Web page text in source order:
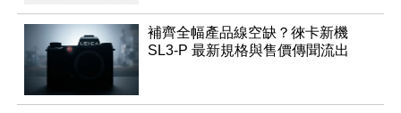
補齊全幅產品線空缺？徠卡新機
SL3-P 最新規格與售價傳聞流出